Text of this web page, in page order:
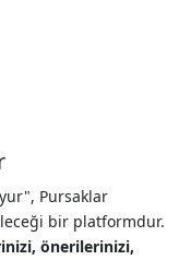
Pursaklar
bir platformdur.
önerilerinizi,